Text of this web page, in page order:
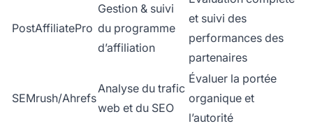
PostAffiliatePro
Gestion & suivi
du programme
d’affiliation
et suivi des
performances des
partenaires
SEMrush/Ahrefs
Analyse du trafic
web et du SEO
Évaluer la portée
organique et
l’autorité